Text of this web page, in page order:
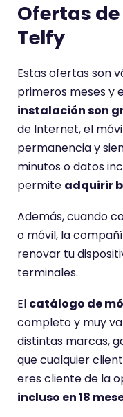
Ofertas
Telfy
Estas ofertas son
primeros meses y
instalación son
de Internet, el
permanencia y
minutos o datos
permite adquirir
Además, cuando
o móvil, la
renovar tu
terminales.
El catálogo de
completo y muy
distintas marcas,
que cualquier
eres cliente de la
incluso en 18